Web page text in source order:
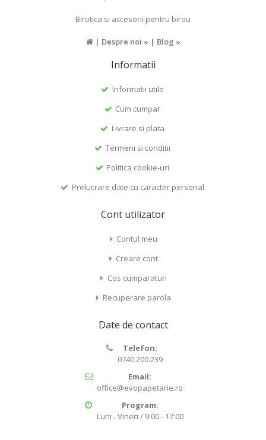
Birotica si accesorii pentru birou
| Despre noi » | Blog »
Informatii
Informatii utile
Cum cumpar
Livrare si plata
Termeni si conditii
Politica cookie-uri
Prelucrare date cu caracter personal
Cont utilizator
Contul meu
Creare cont
Cos cumparaturi
Recuperare parola
Date de contact
Telefon:
0740.200.239
Email:
office@evopapetarie.ro
Program:
Luni - Vineri / 9:00 - 17:00